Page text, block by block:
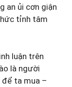
an ủi cơn giận
tỉnh tâm
luận trên
là người
để ta mua –